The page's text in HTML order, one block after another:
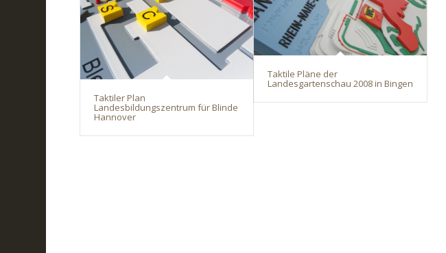
Taktiler Plan
Landesbildungszentrum für Blinde
Hannover
Taktile Pläne der
Landesgartenschau 2008 in Bingen